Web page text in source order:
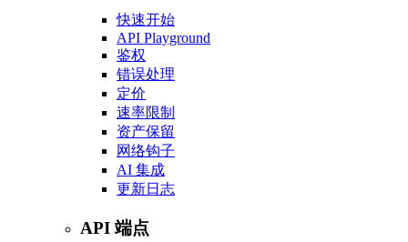
快速开始
API Playground
鉴权
错误处理
定价
速率限制
资产保留
网络钩子
AI 集成
更新日志
API 端点